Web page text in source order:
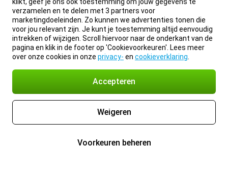
verzamelen en te delen met 3 partners voor
marketingdoeleinden. Zo kunnen we advertenties tonen die
voor jou relevant zijn. Je kunt je toestemming altijd eenvoudig
intrekken of wijzigen. Scroll hiervoor naar de onderkant van de
pagina en klik in de footer op 'Cookievoorkeuren'. Lees meer
over onze cookies in onze privacy- en cookieverklaring
Accepteren
Weigeren
Voorkeuren beheren